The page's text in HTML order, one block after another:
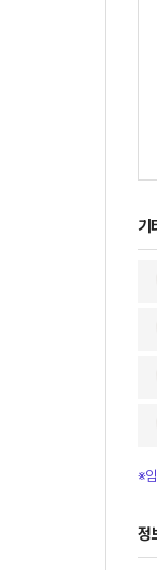
기
※
정